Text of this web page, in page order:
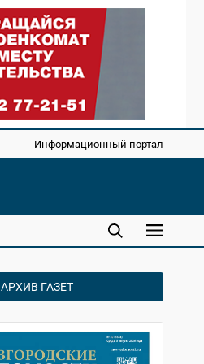
Информационный портал
АРХИВ ГАЗЕТ